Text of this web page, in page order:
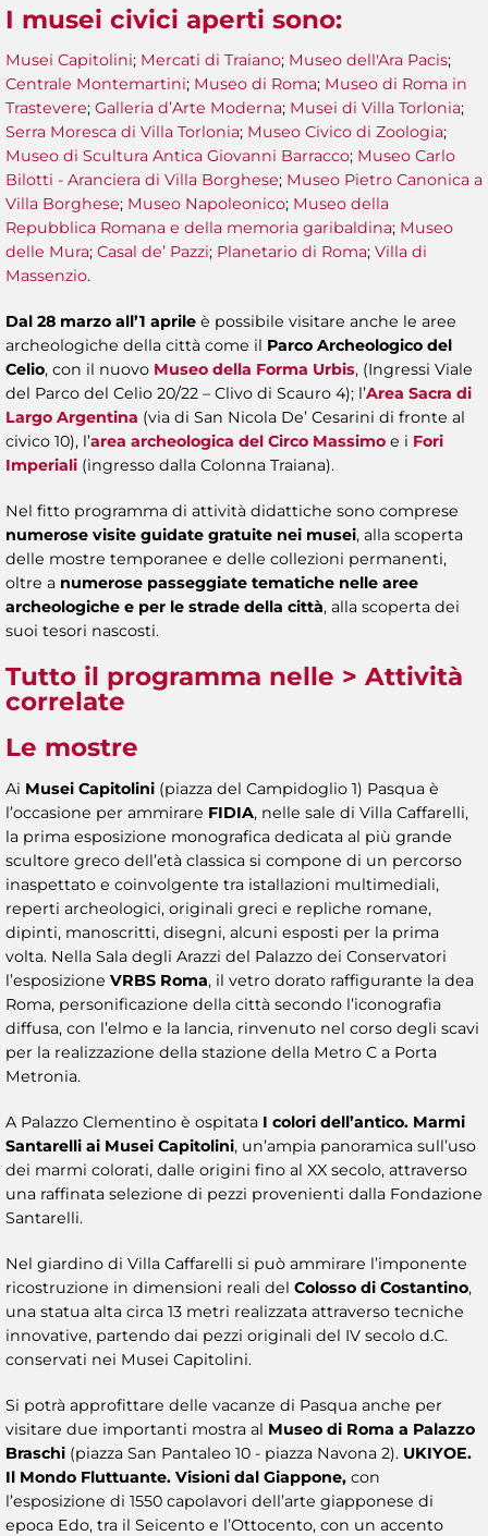
I musei civici aperti sono:
Musei Capitolini; Mercati di Traiano; Museo dell'Ara Pacis;
Centrale Montemartini; Museo di Roma; Museo di Roma in
Trastevere; Galleria d’Arte Moderna; Musei di Villa Torlonia;
Serra Moresca di Villa Torlonia; Museo Civico di Zoologia;
Museo di Scultura Antica Giovanni Barracco; Museo Carlo
Bilotti - Aranciera di Villa Borghese; Museo Pietro Canonica a
Villa Borghese; Museo Napoleonico; Museo della
Repubblica Romana e della memoria garibaldina; Museo
delle Mura; Casal de’ Pazzi; Planetario di Roma; Villa di
Massenzio.
Dal 28 marzo all’1 aprile è possibile visitare anche le aree
archeologiche della città come il Parco Archeologico del
Celio, con il nuovo Museo della Forma Urbis, (Ingressi Viale
del Parco del Celio 20/22 – Clivo di Scauro 4); l’Area Sacra di
Largo Argentina (via di San Nicola De’ Cesarini di fronte al
civico 10), l’area archeologica del Circo Massimo e i Fori
Imperiali (ingresso dalla Colonna Traiana).
Nel fitto programma di attività didattiche sono comprese
numerose visite guidate gratuite nei musei, alla scoperta
delle mostre temporanee e delle collezioni permanenti,
oltre a numerose passeggiate tematiche nelle aree
archeologiche e per le strade della città, alla scoperta dei
suoi tesori nascosti.
Tutto il programma nelle > Attività
correlate
Le mostre
Ai Musei Capitolini (piazza del Campidoglio 1) Pasqua è
l’occasione per ammirare FIDIA, nelle sale di Villa Caffarelli,
la prima esposizione monografica dedicata al più grande
scultore greco dell’età classica si compone di un percorso
inaspettato e coinvolgente tra istallazioni multimediali,
reperti archeologici, originali greci e repliche romane,
dipinti, manoscritti, disegni, alcuni esposti per la prima
volta. Nella Sala degli Arazzi del Palazzo dei Conservatori
l’esposizione VRBS Roma, il vetro dorato raffigurante la dea
Roma, personificazione della città secondo l’iconografia
diffusa, con l’elmo e la lancia, rinvenuto nel corso degli scavi
per la realizzazione della stazione della Metro C a Porta
Metronia.
A Palazzo Clementino è ospitata I colori dell’antico. Marmi
Santarelli ai Musei Capitolini, un’ampia panoramica sull’uso
dei marmi colorati, dalle origini fino al XX secolo, attraverso
una raffinata selezione di pezzi provenienti dalla Fondazione
Santarelli.
Nel giardino di Villa Caffarelli si può ammirare l’imponente
ricostruzione in dimensioni reali del Colosso di Costantino,
una statua alta circa 13 metri realizzata attraverso tecniche
innovative, partendo dai pezzi originali del IV secolo d.C.
conservati nei Musei Capitolini.
Si potrà approfittare delle vacanze di Pasqua anche per
visitare due importanti mostra al Museo di Roma a Palazzo
Braschi (piazza San Pantaleo 10 - piazza Navona 2). UKIYOE.
Il Mondo Fluttuante. Visioni dal Giappone, con
l’esposizione di 1550 capolavori dell’arte giapponese di
epoca Edo, tra il Seicento e l’Ottocento, con un accento